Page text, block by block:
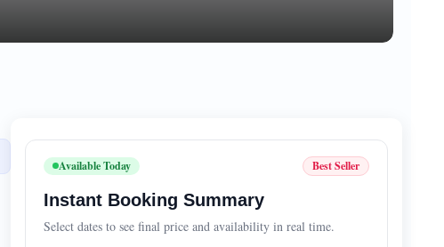
Available Today Best Seller
Instant Booking Summary
Select dates to see final price and availability in real time.